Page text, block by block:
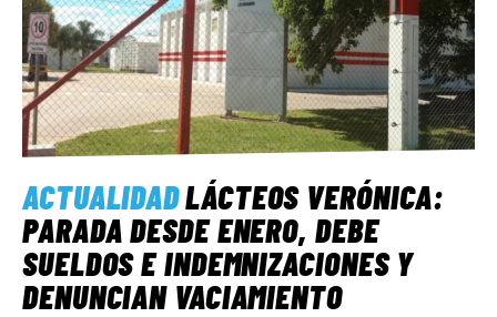
ACTUALIDADLÁCTEOS VERÓNICA:
PARADA DESDE ENERO, DEBE
SUELDOS E INDEMNIZACIONES Y
DENUNCIAN VACIAMIENTO